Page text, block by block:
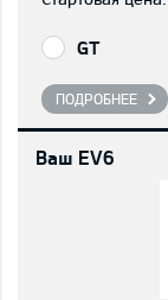
GT
ПОДРОБНЕЕ
Ваш EV6